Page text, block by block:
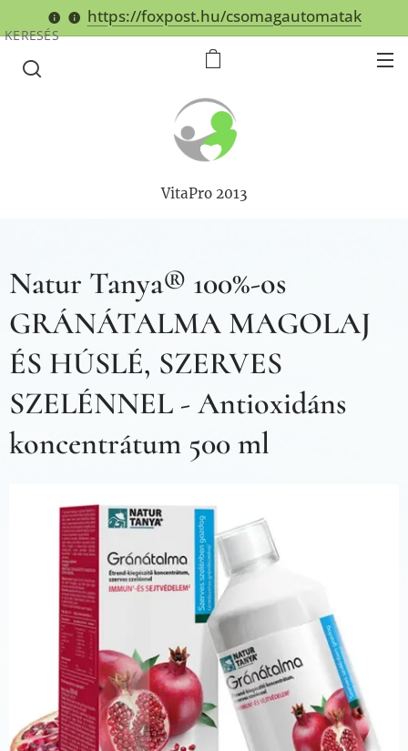
https://foxpost.hu/csomagautomatak
VitaPro 2013
KERESÉS
Natur Tanya® 100%-os
GRÁNÁTALMA MAGOLAJ
ÉS HÚSLÉ, SZERVES
SZELÉNNEL - Antioxidáns
koncentrátum 500 ml